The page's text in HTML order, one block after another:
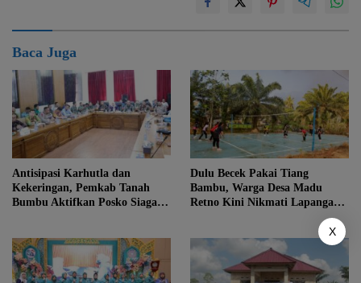
Baca Juga
Antisipasi Karhutla dan
Kekeringan, Pemkab Tanah
Bumbu Aktifkan Posko Siaga
Dulu Becek Pakai Tiang
Bambu, Warga Desa Madu
Retno Kini Nikmati Lapangan
Voli Permanen Berkat Program
X